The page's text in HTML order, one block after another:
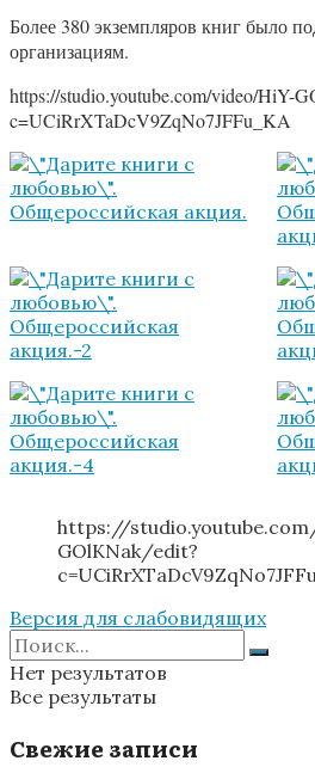
Более 380 экземпляров книг было
организациям.
https://studio.youtube.com/video/HiY-
c=UCiRrXTaDcV9ZqNo7JFFu_KA
https://
GOlKNak/edit?
Версия для слабовидящих
Нет результатов
Все результаты
Свежие записи